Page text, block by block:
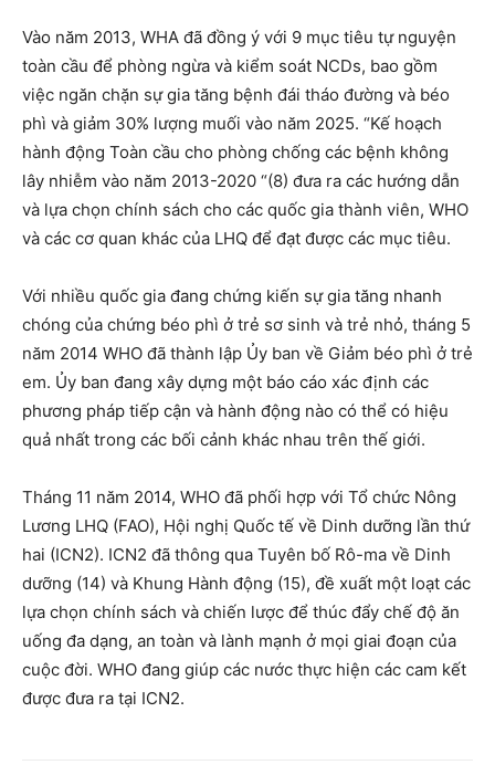
Vào năm 2013, WHA đã đồng ý với 9 mục tiêu tự nguyện
toàn cầu để phòng ngừa và kiểm soát NCDs, bao gồm
việc ngăn chặn sự gia tăng bệnh đái tháo đường và béo
phì và giảm 30% lượng muối vào năm 2025. “Kế hoạch
hành động Toàn cầu cho phòng chống các bệnh không
lây nhiễm vào năm 2013-2020 “(8) đưa ra các hướng dẫn
và lựa chọn chính sách cho các quốc gia thành viên, WHO
và các cơ quan khác của LHQ để đạt được các mục tiêu.
Với nhiều quốc gia đang chứng kiến ​​sự gia tăng nhanh
chóng của chứng béo phì ở trẻ sơ sinh và trẻ nhỏ, tháng 5
năm 2014 WHO đã thành lập Ủy ban về Giảm béo phì ở trẻ
em. Ủy ban đang xây dựng một báo cáo xác định các
phương pháp tiếp cận và hành động nào có thể có hiệu
quả nhất trong các bối cảnh khác nhau trên thế giới.
Tháng 11 năm 2014, WHO đã phối hợp với Tổ chức Nông
Lương LHQ (FAO), Hội nghị Quốc tế về Dinh dưỡng lần thứ
hai (ICN2). ICN2 đã thông qua Tuyên bố Rô-ma về Dinh
dưỡng (14) và Khung Hành động (15), đề xuất một loạt các
lựa chọn chính sách và chiến lược để thúc đẩy chế độ ăn
uống đa dạng, an toàn và lành mạnh ở mọi giai đoạn của
cuộc đời. WHO đang giúp các nước thực hiện các cam kết
được đưa ra tại ICN2.